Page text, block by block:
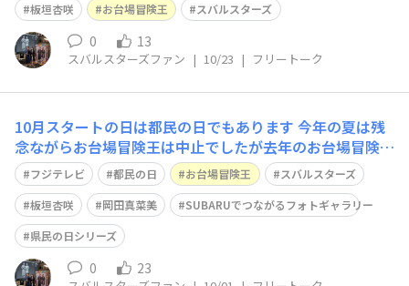
板垣杏咲 お台場冒険王 スバルスターズ
0 13
スバルスターズファン | 10/23 | フリートーク
10月スタートの日は都民の日でもあります 今年の夏は残
念ながらお台場冒険王は中止でしたが去年のお台場冒険王
にて板垣杏咲さんと卒業生の岡田真菜美さんでフジテレビ
とコラボシーンを載せます 都民の日を記念してスバルス
ターズとフジテレビのコラボシーンを載せました
フジテレビ 都民の日 お台場冒険王
スバルスターズ
板垣杏咲
岡田真菜美
SUBARUでつながるフォトギャラリー
県民の日シリーズ
0 23